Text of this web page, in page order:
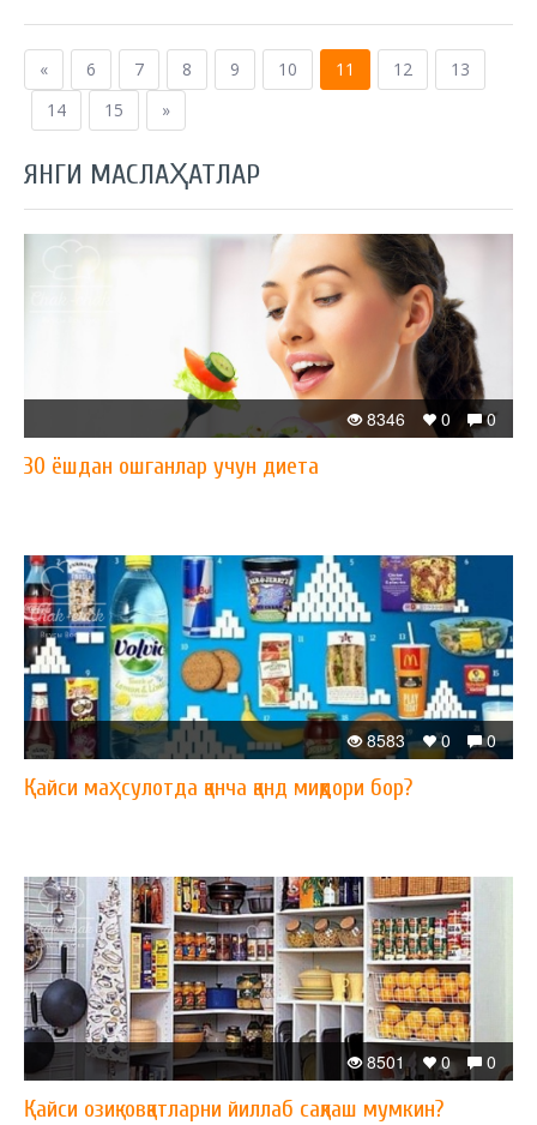
« 6 7 8 9 10 11 12
13
14
15 »
ЯНГИ МАСЛАҲАТЛАР
0
0
8346
30 ёшдан ошганлар учун диета
0
0
8583
Қайси маҳсулотда қанча қанд миқдори бор?
0
0
8501
Қайси озиқ-овқатларни йиллаб сақлаш мумкин?